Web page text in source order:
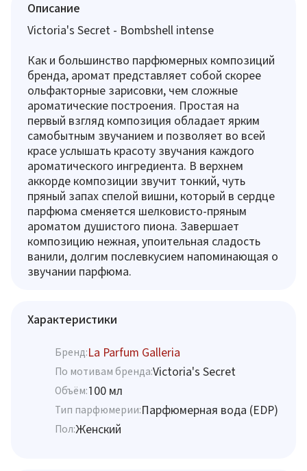
Описание
Victoria's Secret - Bombshell intense
Как и большинство парфюмерных композиций
бренда, аромат представляет собой скорее
ольфакторные зарисовки, чем сложные
ароматические построения. Простая на
первый взгляд композиция обладает ярким
самобытным звучанием и позволяет во всей
красе услышать красоту звучания каждого
ароматического ингредиента. В верхнем
аккорде композиции звучит тонкий, чуть
пряный запах спелой вишни, который в сердце
парфюма сменяется шелковисто-пряным
ароматом душистого пиона. Завершает
композицию нежная, упоительная сладость
ванили, долгим послевкусием напоминающая о
звучании парфюма.
Характеристики
Бренд:La Parfum Galleria
По мотивам бренда:Victoria's Secret
Объём:100 мл
Тип парфюмерии:Парфюмерная вода (EDP)
Пол:Женский